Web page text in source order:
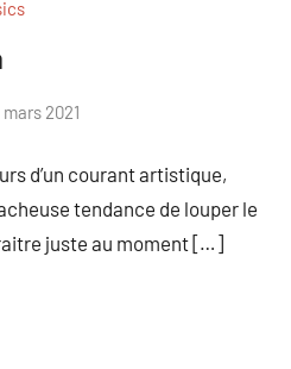
mars 2021
d’un courant artistique,
tendance de louper le
juste au moment […]